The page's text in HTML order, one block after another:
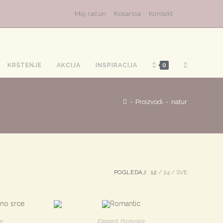
Moj račun Košarica Kontakt
KRŠTENJE AKCIJA INSPIRACIJA 0 TOGGLE
- Proizvodi - natur
POGLEDAJ: 12 24 SVE
Elegant,Pozivnice